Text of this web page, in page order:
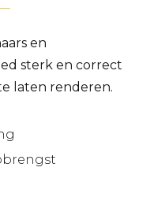
en
sterk en correct
laten renderen.